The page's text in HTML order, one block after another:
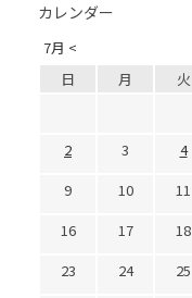
カレンダー
7月 <
日 月 火
2
3 4
9
10 11
16
17 18
23
24 25